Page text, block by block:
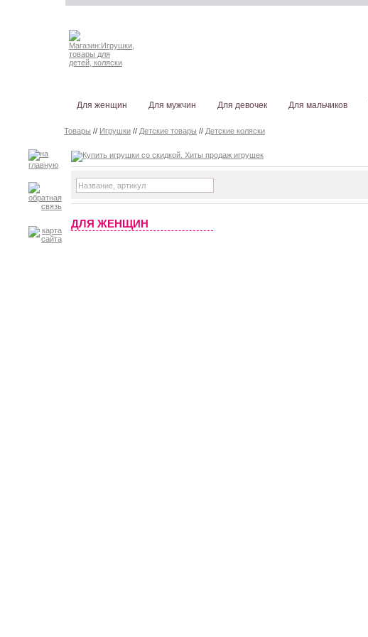
Для женщин Для мужчин Для девочек Для мальчиков
Товары // Игрушки // Детские товары // Детские коляски
ДЛЯ ЖЕНЩИН